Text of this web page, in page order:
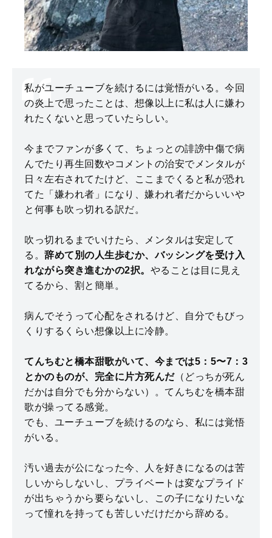
私がユーチューブを続けるには覚悟がいる。今回
の炎上で思ったことは、想像以上に私は人に嫌わ
れたくないと思っていたらしい。
今までファンが多くて、ちょっとの誹謗中傷で病
んでたり再生回数やコメントの治安でメンタルが
日々左右されてたけど、ここまでくると私が恐れ
てた「嫌われ者」になり、嫌われ者だからいいや
と何事も吹っ切れる訳だ。
吹っ切れるまでいけたら、メンタルは安定して
る。 辞めて別の人生歩むか、バッシングを受け入
れながら突き進むかの2択。 やることは目に見え
てるから、割と簡単。
病んでそうって心配をされるけど、自分でもびっ
くりするくらい想像以上に冷静。
てんちむと橋本甜歌がいて、今までは5：5〜7：3
とかのものが、完全に片方死んだ（どっちが死ん
だかは自分でも分からない）。てんちむを橋本甜
歌が操ってる感覚。
でも、ユーチューブを続けるのなら、私には覚悟
がいる。
汚い過去が公になった今、人を好きになるのは苦
しいからしないし、プライベートは変なプライド
が出ちゃうから要らないし、この子になりたいな
って憧れを持っても苦しいだけだから辞める。